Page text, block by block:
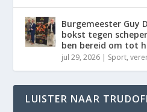
Burgemeester Guy
bokst tegen
ben bereid om tot
jul 29, 2026 | Sport,
LUISTER NAAR